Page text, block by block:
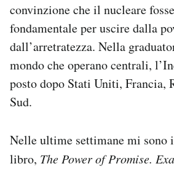
convinzione che il nucleare
fondamentale per uscire dalla
dall’arretratezza. Nella
mondo che operano centrali,
posto dopo Stati Uniti, Francia,
Sud.
Nelle ultime settimane mi sono
libro, The Power of Promise.